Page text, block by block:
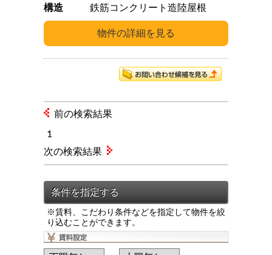
構造
鉄筋コンクリート造陸屋根
前の検索結果
1
※賃料、こだわり条件などを指定して物件を絞
り込むことができます。